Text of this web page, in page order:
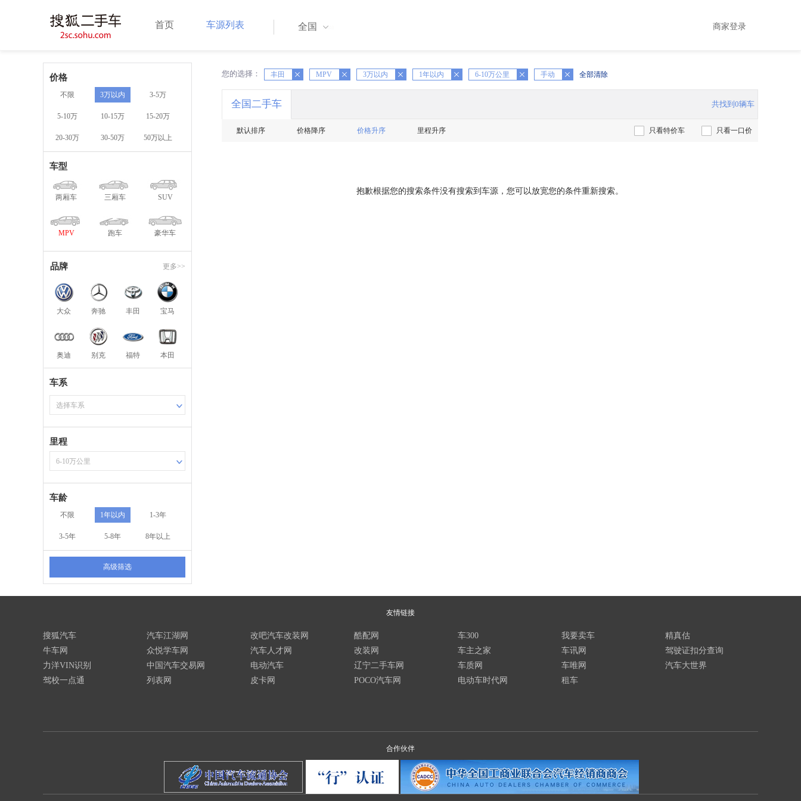
首页 车源列表 全国 商家登录
价格
不限 3万以内 3-5万
5-10万 10-15万 15-20万
20-30万 30-50万 50万以上
车型
两厢车 三厢车 SUV
MPV 跑车 豪华车
品牌 更多>>
大众 奔驰 丰田 宝马
奥迪 别克 福特 本田
车系
选择车系
里程
6-10万公里
车龄
不限 1年以内 1-3年
3-5年 5-8年 8年以上
高级筛选
您的选择： 丰田
X MPV
X 3万以内
X 1年以内
X 6-10万公里 手动
X 全部清除
全国二手车 共找到0辆车
只看特价车 只看一口价
默认排序 价格降序 价格升序 里程升序
抱歉根据您的搜索条件没有搜索到车源，您可以放宽您的条件重新搜索。
友情链接
搜狐汽车
牛车网
力洋VIN识别
驾校一点通
汽车江湖网
众悦学车网
中国汽车交易网
列表网
改吧汽车改装网
汽车人才网
电动汽车
皮卡网
酷配网
改装网
辽宁二手车网
POCO汽车网
车300
车主之家
车质网
电动车时代网
我要卖车
车讯网
车唯网
租车
精真估
驾驶证扣分查询
汽车大世界
合作伙伴